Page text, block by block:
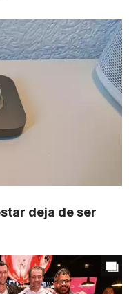
deja de ser